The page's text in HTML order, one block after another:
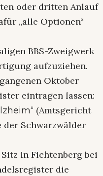
oder dritten Anlauf
„alle Optionen“
BBS-Zweigwerk
aufzuziehen.
Oktober
eintragen lassen:
(Amtsgericht
der Schwarzwälder
in Fichtenberg bei
die